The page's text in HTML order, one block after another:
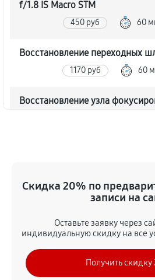
f/1.8 IS Macro STM
450 руб 60
Восстановление переходных
1170 руб 60
Восстановление узла
720 руб
1350 руб 60
Чистка от пыли объектива
Macro STM
Скидка 20% по
записи на
Оставьте заявку через
индивидуальную скидку на все
Получить скидку